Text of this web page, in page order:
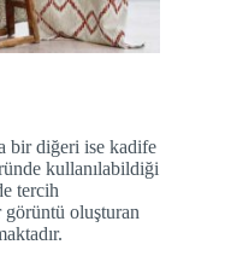
bir diğeri ise kadife
kullanılabildiği
tercih
görüntü oluşturan